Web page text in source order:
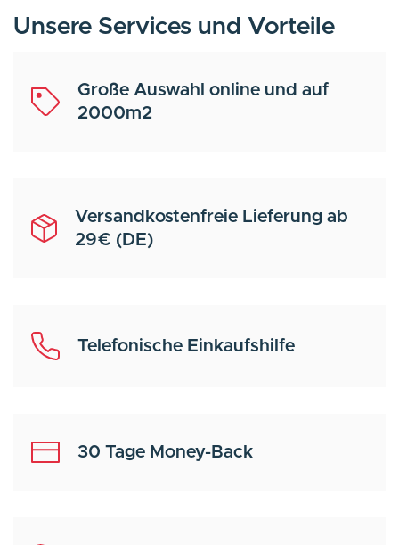
Unsere Services und Vorteile
Große Auswahl online und auf
2000m2
Versandkostenfreie Lieferung ab
29€ (DE)
Telefonische Einkaufshilfe
30 Tage Money-Back